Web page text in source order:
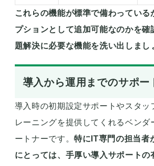
これらの機能が標準で備わっている
プションとして追加可能なのかを確
題解決に必要な機能を洗い出しまし
導入から運用までのサポー
導入時の初期設定サポートやスタッ
レーニングを提供してくれるベンダ
ートナーです。特にIT専門の担当者
にとっては、手厚い導入サポートの